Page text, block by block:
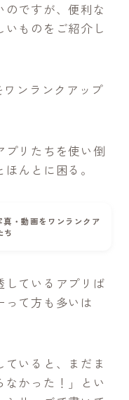
のですが、便利な
いものをご紹介し
ンランクアップ
プリたちを使い倒
んとに困る。
真・動画をワンランクア
ち
しているアプリば
って方も多いは
ていると、まだま
かった！」とい